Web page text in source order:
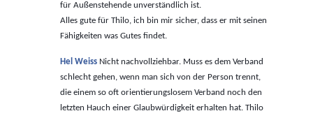
für Außenstehende unverständlich ist.
Alles gute für Thilo, ich bin mir sicher, dass er mit seinen
Fähigkeiten was Gutes findet.
Hel Weiss Nicht nachvollziehbar. Muss es dem Verband
schlecht gehen, wenn man sich von der Person trennt,
die einem so oft orientierungslosem Verband noch den
letzten Hauch einer Glaubwürdigkeit erhalten hat. Thilo